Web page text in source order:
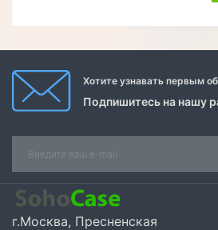
Хотите узнавать первым
Подпишитесь на нашу
г.Москва, Пресненская